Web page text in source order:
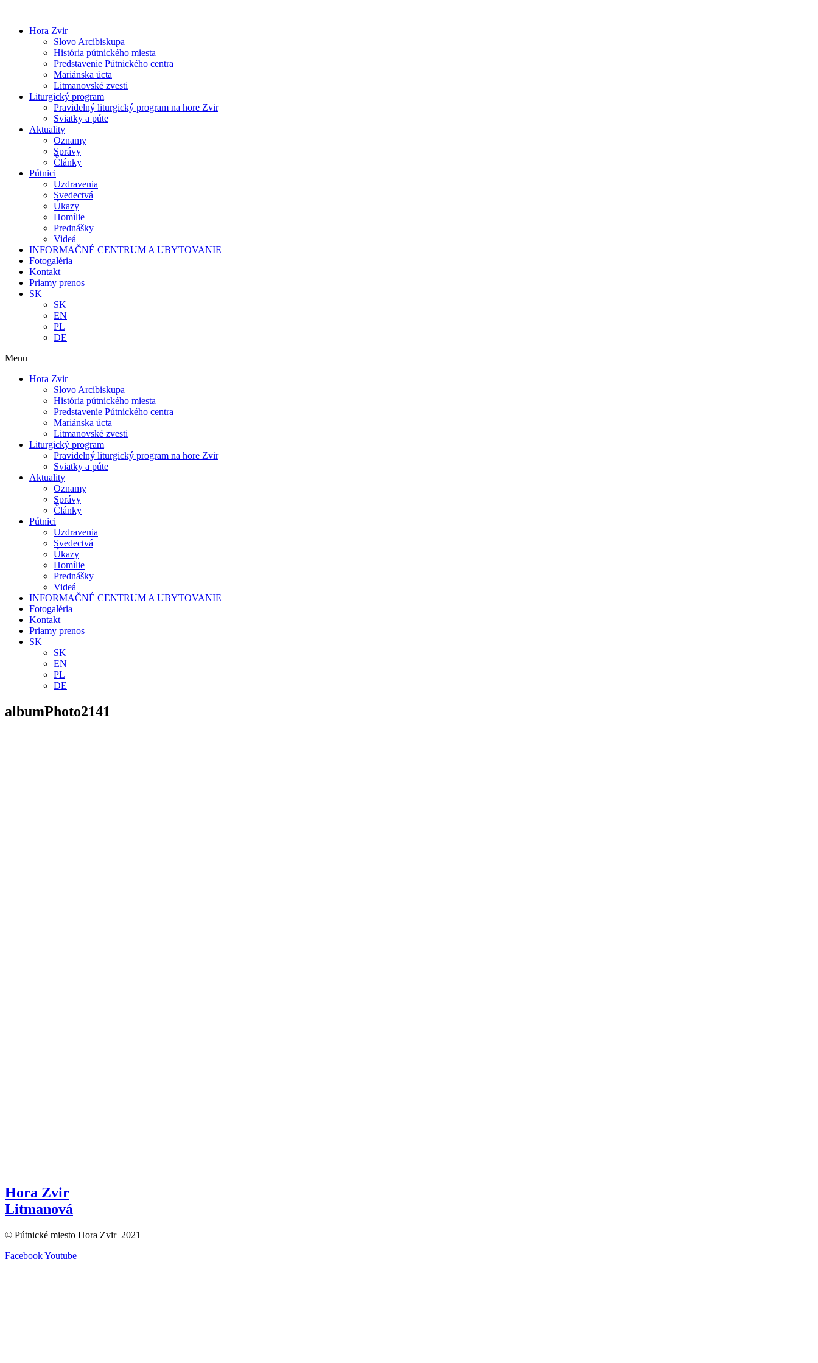
obsah
Hora Zvir
Slovo Arcibiskupa
História pútnického miesta
Predstavenie Pútnického centra
Mariánska úcta
Litmanovské zvesti
Liturgický program
Pravidelný liturgický program na hore Zvir
Sviatky a púte
Aktuality
Oznamy
Správy
Články
Pútnici
Uzdravenia
Svedectvá
Úkazy
Homílie
Prednášky
Videá
INFORMAČNÉ CENTRUM A UBYTOVANIE
Fotogaléria
Kontakt
Priamy prenos
SK
SK
EN
PL
DE
Menu
Hora Zvir
Slovo Arcibiskupa
História pútnického miesta
Predstavenie Pútnického centra
Mariánska úcta
Litmanovské zvesti
Liturgický program
Pravidelný liturgický program na hore Zvir
Sviatky a púte
Aktuality
Oznamy
Správy
Články
Pútnici
Uzdravenia
Svedectvá
Úkazy
Homílie
Prednášky
Videá
INFORMAČNÉ CENTRUM A UBYTOVANIE
Fotogaléria
Kontakt
Priamy prenos
SK
SK
EN
PL
DE
albumPhoto2141
Hora Zvir
Litmanová
© Pútnické miesto Hora Zvir 2021
FacebookYoutube